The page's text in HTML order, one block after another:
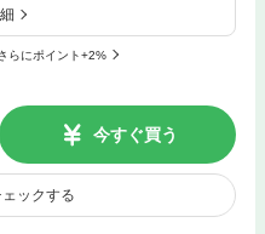
らにポイント+2%
今すぐ買う
ックする